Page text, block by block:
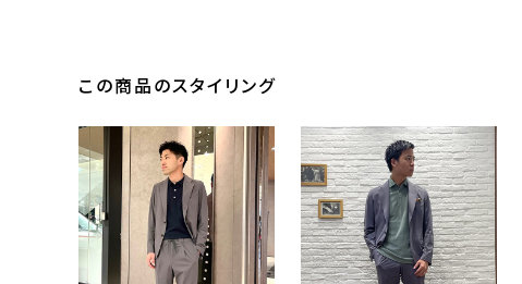
この商品のスタイリング